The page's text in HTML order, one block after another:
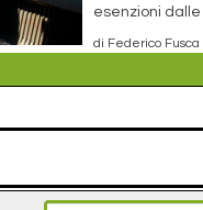
esenzioni
di Federico Fusca